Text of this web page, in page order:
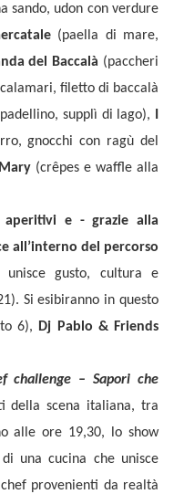
sando, udon con verdure
(paella di mare,
del Baccalà (paccheri
filetto di baccalà
supplì di lago),
gnocchi con ragù del
(crêpes e waffle alla
e - grazie alla
all’interno del percorso
unisce gusto, cultura e
Si esibiranno in questo
6),
Dj Pablo & Friends
challenge – Sapori che
della scena italiana, tra
alle ore 19,30, lo show
una cucina che unisce
provenienti da realtà